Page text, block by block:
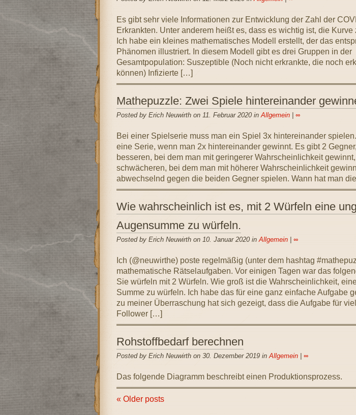
Es gibt sehr viele Informationen zur Entwicklung der Zahl der
Erkrankten. Unter anderem heißt es, dass es wichtig ist, die Kurve
Ich habe ein kleines mathematisches Modell erstellt, der das
Phänomen illustriert. In diesem Modell gibt es drei Gruppen in der
Gesamtpopulation: Suszeptible (Noch nicht erkrankte, die noch
können) Infizierte […]
Mathepuzzle: Zwei Spiele hintereinander
Posted by Erich Neuwirth on 11. Februar 2020 inAllgemein| ∞
Bei einer Spielserie muss man ein Spiel 3x hintereinander
eine Serie, wenn man 2x hintereinander gewinnt. Es gibt 2
besseren, bei dem man mit geringerer Wahrscheinlichkeit
schwächeren, bei dem man mit höherer Wahrscheinlichkeit
abwechselnd gegen die beiden Gegner spielen. Wann hat man
Wie wahrscheinlich ist es, mit 2 Würfeln eine
Augensumme zu würfeln.
Posted by Erich Neuwirth on 10. Januar 2020 inAllgemein| ∞
Ich (@neuwirthe) poste regelmäßig (unter dem hashtag
mathematische Rätselaufgaben. Vor einigen Tagen war das
Sie würfeln mit 2 Würfeln. Wie groß ist die Wahrscheinlichkeit,
Summe zu würfeln. Ich habe das für eine ganz einfache Aufgabe
zu meiner Überraschung hat sich gezeigt, dass die Aufgabe für
Follower […]
Rohstoffbedarf berechnen
Posted by Erich Neuwirth on 30. Dezember 2019 inAllgemein| ∞
Das folgende Diagramm beschreibt einen Produktionsprozess.
« Older posts